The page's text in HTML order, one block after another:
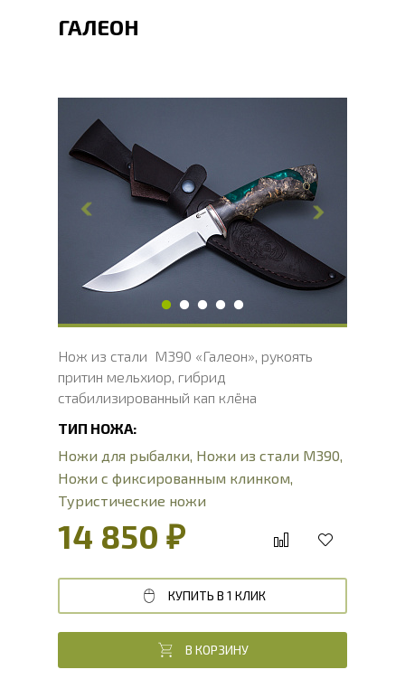
ГАЛЕОН
Общая длина, мм
Длина клинка, мм
147
Ширина клинка, мм
32.1
Толщина обуха, мм
2.4
Ширина рукояти, мм
30.2
Длина рукояти, мм
Толщина рукояти, мм
22.7
Твердость клинка, HRC
62 - 64 HRC
Нож из стали M390 «Галеон», рукоять
притин мельхиор, гибрид
стабилизированный кап клёна
ТИП НОЖА:
Ножи для рыбалки, Ножи из стали М390,
Ножи с фиксированным клинком,
Туристические ножи
14 850 ₽
КУПИТЬ В 1 КЛИК
В КОРЗИНУ